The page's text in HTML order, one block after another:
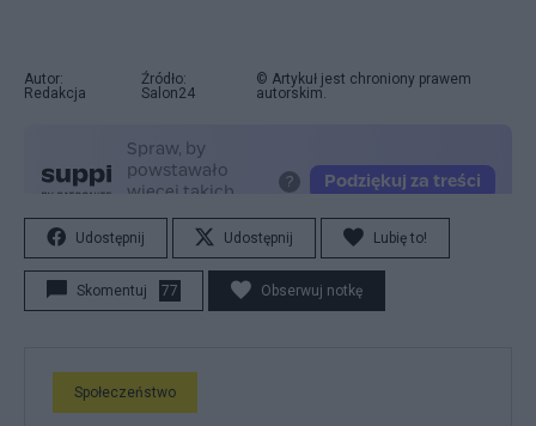
Autor:
Redakcja
Źródło:
Salon24
© Artykuł jest chroniony prawem
autorskim.
Udostępnij Udostępnij Lubię to!
Skomentuj 77 Obserwuj notkę
Społeczeństwo